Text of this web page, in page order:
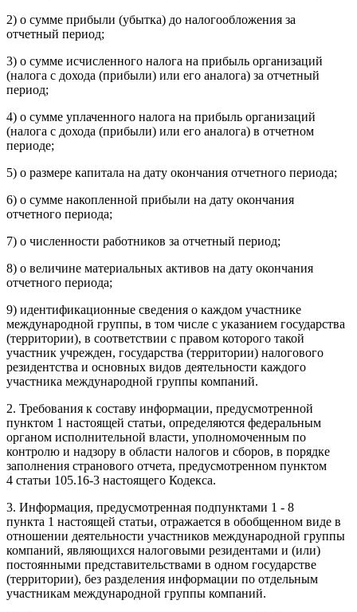
2) о сумме прибыли (убытка) до налогообложения за
отчетный период;
3) о сумме исчисленного налога на прибыль организаций
(налога с дохода (прибыли) или его аналога) за отчетный
период;
4) о сумме уплаченного налога на прибыль организаций
(налога с дохода (прибыли) или его аналога) в отчетном
периоде;
5) о размере капитала на дату окончания отчетного периода;
6) о сумме накопленной прибыли на дату окончания
отчетного периода;
7) о численности работников за отчетный период;
8) о величине материальных активов на дату окончания
отчетного периода;
9) идентификационные сведения о каждом участнике
международной группы, в том числе с указанием государства
(территории), в соответствии с правом которого такой
участник учрежден, государства (территории) налогового
резидентства и основных видов деятельности каждого
участника международной группы компаний.
2. Требования к составу информации, предусмотренной
пунктом 1 настоящей статьи, определяются федеральным
органом исполнительной власти, уполномоченным по
контролю и надзору в области налогов и сборов, в порядке
заполнения странового отчета, предусмотренном пунктом
4 статьи 105.16-3 настоящего Кодекса.
3. Информация, предусмотренная подпунктами 1 - 8
пункта 1 настоящей статьи, отражается в обобщенном виде в
отношении деятельности участников международной группы
компаний, являющихся налоговыми резидентами и (или)
постоянными представительствами в одном государстве
(территории), без разделения информации по отдельным
участникам международной группы компаний.